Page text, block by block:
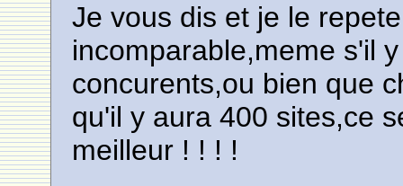
Je vous dis et je le
incomparable,meme s'il
concurents,ou bien que
qu'il y aura 400 sites,ce
meilleur ! ! ! !